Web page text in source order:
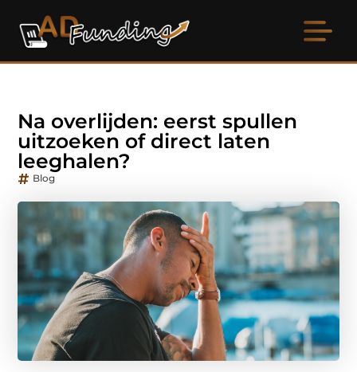
Na overlijden: eerst spullen
uitzoeken of direct laten
leeghalen?
Blog